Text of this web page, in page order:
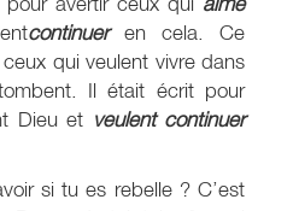
continueren cela. Ce
qui veulent vivre dans
Il était écrit pour
Dieu et veulent continuer
si tu es rebelle ? C’est